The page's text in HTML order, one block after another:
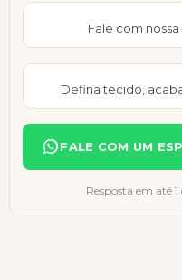
Fale com
Defina tecido,
FALE COM UM
Resposta em até